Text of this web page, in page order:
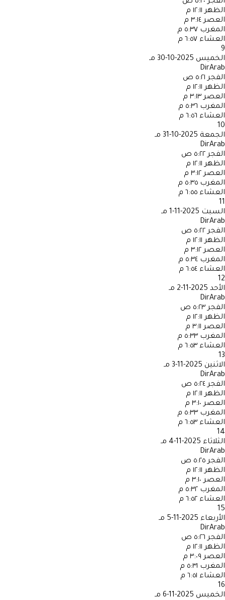
الظهر ١٢:١١ م
العصر ٣:١٤ م
المغرب ٥:٣٧ م
العشاء ٦:٥٧ م
9
الخميس 2025-10-30 مـ
DirArab
الفجر ٥:٢١ ص
الظهر ١٢:١١ م
العصر ٣:١٣ م
المغرب ٥:٣٦ م
العشاء ٦:٥٦ م
10
الجمعة 2025-10-31 مـ
DirArab
الفجر ٥:٢٢ ص
الظهر ١٢:١١ م
العصر ٣:١٢ م
المغرب ٥:٣٥ م
العشاء ٦:٥٥ م
11
السبت 2025-11-1 مـ
DirArab
الفجر ٥:٢٢ ص
الظهر ١٢:١١ م
العصر ٣:١٢ م
المغرب ٥:٣٤ م
العشاء ٦:٥٤ م
12
الأحد 2025-11-2 مـ
DirArab
الفجر ٥:٢٣ ص
الظهر ١٢:١١ م
العصر ٣:١١ م
المغرب ٥:٣٣ م
العشاء ٦:٥٣ م
13
الاثنين 2025-11-3 مـ
DirArab
الفجر ٥:٢٤ ص
الظهر ١٢:١١ م
العصر ٣:١٠ م
المغرب ٥:٣٣ م
العشاء ٦:٥٣ م
14
الثلاثاء 2025-11-4 مـ
DirArab
الفجر ٥:٢٥ ص
الظهر ١٢:١١ م
العصر ٣:١٠ م
المغرب ٥:٣٢ م
العشاء ٦:٥٢ م
15
الأربعاء 2025-11-5 مـ
DirArab
الفجر ٥:٢٦ ص
الظهر ١٢:١١ م
العصر ٣:٠٩ م
المغرب ٥:٣١ م
العشاء ٦:٥١ م
16
الخميس 2025-11-6 مـ